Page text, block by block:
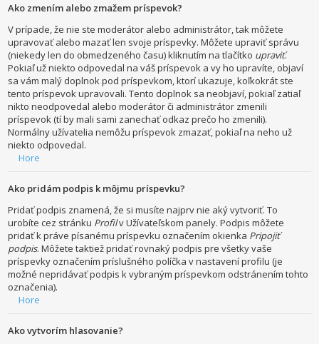
Ako zmením alebo zmažem príspevok?
V prípade, že nie ste moderátor alebo administrátor, tak môžete
upravovať alebo mazať len svoje príspevky. Môžete upraviť správu
(niekedy len do obmedzeného času) kliknutím na tlačítko upraviť.
Pokiaľ už niekto odpovedal na váš príspevok a vy ho upravíte, objaví
sa vám malý doplnok pod príspevkom, ktorí ukazuje, koľkokrát ste
tento príspevok upravovali. Tento doplnok sa neobjaví, pokiaľ zatiaľ
nikto neodpovedal alebo moderátor či administrátor zmenili
príspevok (tí by mali sami zanechať odkaz prečo ho zmenili).
Normálny užívatelia nemôžu príspevok zmazať, pokiaľ na neho už
niekto odpovedal.
Hore
Ako pridám podpis k môjmu príspevku?
Pridať podpis znamená, že si musíte najprv nie aký vytvoriť. To
urobíte cez stránku Profilv Užívateľskom panely. Podpis môžete
pridať k práve písanému príspevku označením okienka Pripojiť
podpis. Môžete taktiež pridať rovnaký podpis pre všetky vaše
príspevky označením príslušného políčka v nastavení profilu (je
možné nepridávať podpis k vybraným príspevkom odstránením tohto
označenia).
Hore
Ako vytvorím hlasovanie?